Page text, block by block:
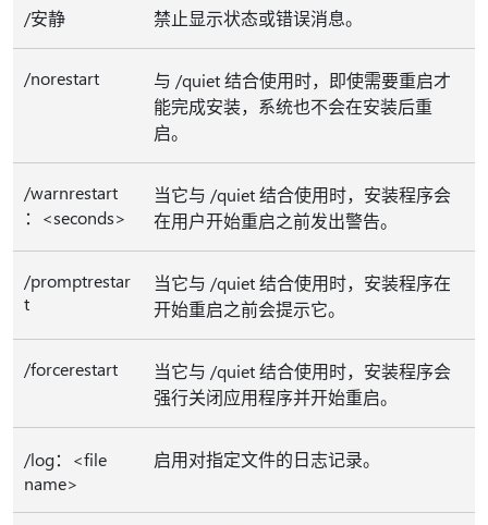
/安静 禁止显示状态或错误消息。
/norestart
与 /quiet 结合使用时，即使需要重启才
能完成安装，系统也不会在安装后重
启。
/warnrestart
：<seconds>
当它与 /quiet 结合使用时，安装程序会
在用户开始重启之前发出警告。
/promptrestar
t
当它与 /quiet 结合使用时，安装程序在
开始重启之前会提示它。
/forcerestart
当它与 /quiet 结合使用时，安装程序会
强行关闭应用程序并开始重启。
/log：<file
name>
启用对指定文件的日志记录。